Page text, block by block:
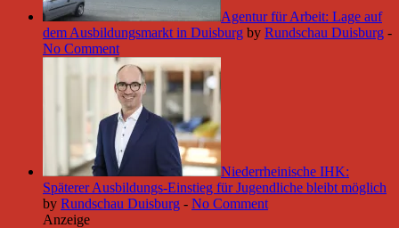
Agentur für Arbeit: Lage auf
dem Ausbildungsmarkt in Duisburg by Rundschau Duisburg -
No Comment
Niederrheinische IHK:
Späterer Ausbildungs-Einstieg für Jugendliche bleibt möglich
by Rundschau Duisburg - No Comment
Anzeige